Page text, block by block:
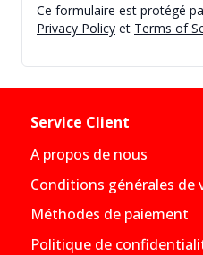
Ce formulaire est protégé
Privacy Policy et Terms of
Service Client
A propos de nous
Conditions générales de
Méthodes de paiement
Politique de